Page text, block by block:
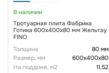
В наличии
Тротуарная плита Фабрика
Готика 600х400х80 мм Жельтау
FINO
Толщина
80 мм
Размер, мм
600х400х80
На поддоне, м2
11,52